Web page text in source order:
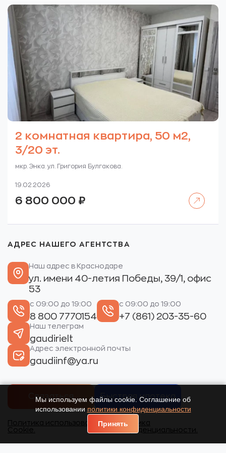
2 комнатная квартира, 50 м2,
3/20 эт.
мкр. Энка. ул. Григория Булгакова.
19.02.2026
6 800 000 ₽
АДРЕС НАШЕГО АГЕНТСТВА
Наш адрес в Краснодаре
ул. имени 40-летия Победы, 39/1, офис
53
с 09:00 до 19:00
8 800 7770154
с 09:00 до 19:00
+7 (861) 203-35-60
Наш телеграм
gaudirielt
Адрес электронной почты
gaudiinf@ya.ru
Связаться Быстрая ипотека
Политика использования
Cookie.
Политика
конфиденциальности.
Мы используем файлы cookie. Соглашение об
использовании политики конфиденциальности
Принять